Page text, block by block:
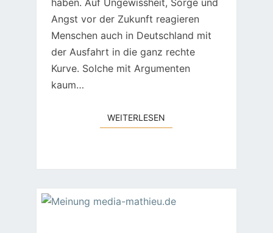
haben. Auf Ungewissheit, Sorge und
Angst vor der Zukunft reagieren
Menschen auch in Deutschland mit
der Ausfahrt in die ganz rechte
Kurve. Solche mit Argumenten
kaum…
WEITERLESEN